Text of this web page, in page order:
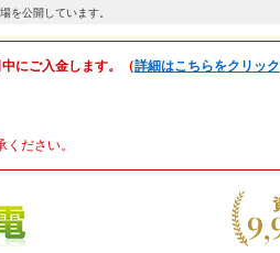
を公開しています。
にご入金します。（詳細はこちらをクリック
ださい。